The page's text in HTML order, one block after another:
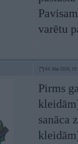
varētu
04. Mar 2026,
Pirms
sanāca